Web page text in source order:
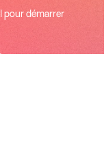
pour démarrer